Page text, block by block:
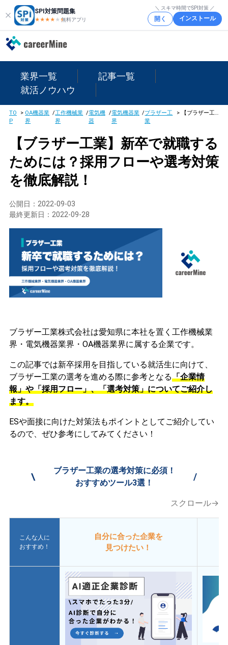
SPI対策問題集
★★★★ ★★
無料アプリ
＼ スキマ時間でSPI対策 ／
開く インストール
業界一覧
記事一覧
就活ノウハウ
TO
P
> OA機器業
界
/工作機械業
界
/電気機
器
/電気機器業
界
/ブラザー工
業
> 【ブラザー工業】新卒で就職するためには？採用フローや選考対策を徹底解説！
【ブラザー工業】新卒で就職する
ためには？採用フローや選考対策
を徹底解説！
公開日： 2022-09-03
最終更新日： 2022-09-28
ブラザー工業株式会社は愛知県に本社を置く工作機械業
界・電気機器業界・OA機器業界に属する企業です。
この記事では新卒採用を目指している就活生に向けて、
ブラザー工業の選考を進める際に参考となる「企業情
報」や「採用フロー」、「選考対策」についてご紹介し
ます。
ESや面接に向けた対策法もポイントとしてご紹介してい
るので、ぜひ参考にしてみてください！
\
ブラザー工業の選考対策に必須！
おすすめツール3選！
/
スクロール→
こんな人に
おすすめ！
自分に合った企業を
見つけたい！